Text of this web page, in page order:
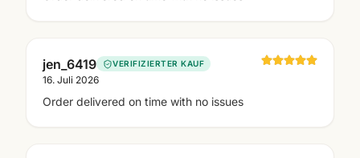
jen_6419 VERIFIZIERTER KAUF
16. Juli 2026
Order delivered on time with no issues